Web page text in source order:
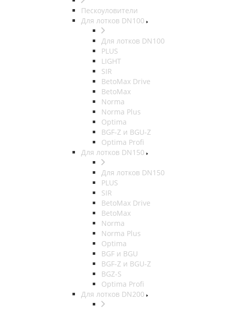
Пескоуловители
Для лотков DN100
Для лотков DN100
PLUS
LIGHT
SIR
BetoMax Drive
BetoMax
Norma
Norma Plus
Optima
BGF-Z и BGU-Z
Optima Profi
Для лотков DN150
Для лотков DN150
PLUS
SIR
BetoMax Drive
BetoMax
Norma
Norma Plus
Optima
BGF и BGU
BGF-Z и BGU-Z
BGZ-S
Optima Profi
Для лотков DN200